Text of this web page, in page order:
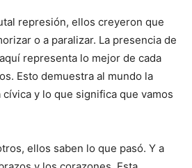
represión, ellos creyeron que
o a paralizar. La presencia de
representa lo mejor de cada
Esto demuestra al mundo la
y lo que significa que vamos
ellos saben lo que pasó. Y a